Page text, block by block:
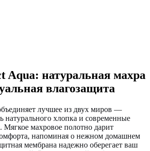
Aqua: натуральная махра
влагозащита
лучшее из двух миров —
натурального хлопка и современные
Мягкое махровое полотно дарит
напоминая о нежном домашнем
мембрана надежно оберегает ваш